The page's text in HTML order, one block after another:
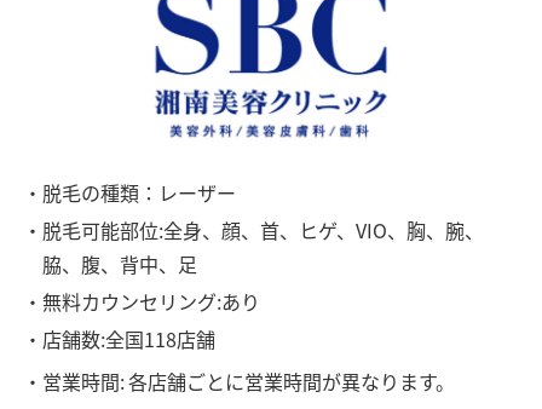
・脱毛の種類：レーザー
・脱毛可能部位:全身、顔、首、ヒゲ、VIO、胸、腕、
脇、腹、背中、足
・無料カウンセリング:あり
・店舗数:全国118店舗
・営業時間:各店舗ごとに営業時間が異なります。